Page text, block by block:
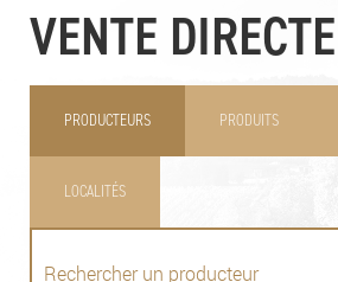
VENTE
PRODUCTEURS PRODUITS
LOCALITÉS